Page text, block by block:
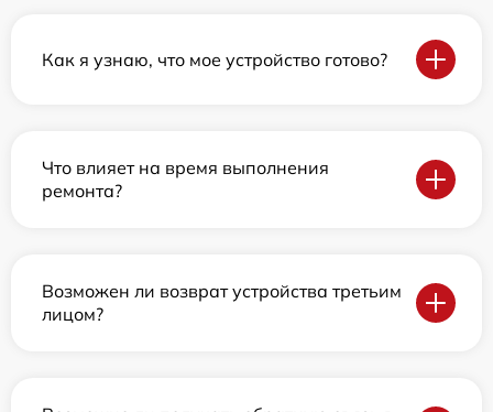
Как я узнаю, что мое устройство готово?
Что влияет на время выполнения
ремонта?
Возможен ли возврат устройства третьим
лицом?